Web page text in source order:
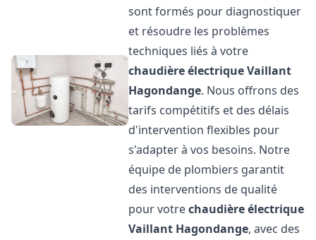
sont formés pour diagnostiquer
et résoudre les problèmes
techniques liés à votre
chaudière électrique Vaillant
Hagondange. Nous offrons des
tarifs compétitifs et des délais
d'intervention flexibles pour
s'adapter à vos besoins. Notre
équipe de plombiers garantit
des interventions de qualité
pour votrechaudière électrique
Vaillant Hagondange, avec des